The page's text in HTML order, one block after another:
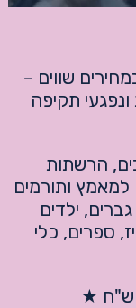
שווים –
תקיפה
הרשתות
למאמץ ותורמים
ילדים
ספרים, כלי